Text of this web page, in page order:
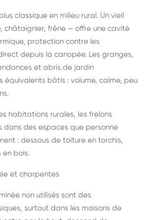
classique en milieu rural. Un vieil
châtaignier, frêne — offre une cavité
protection contre les
depuis la canopée. Les granges,
et abris de jardin
équivalents bâtis : volume, calme, peu
habitations rurales, les frelons
dans des espaces que personne
: dessous de toiture en torchis,
en bois.
et charpentes
non utilisés sont des
surtout dans les maisons de